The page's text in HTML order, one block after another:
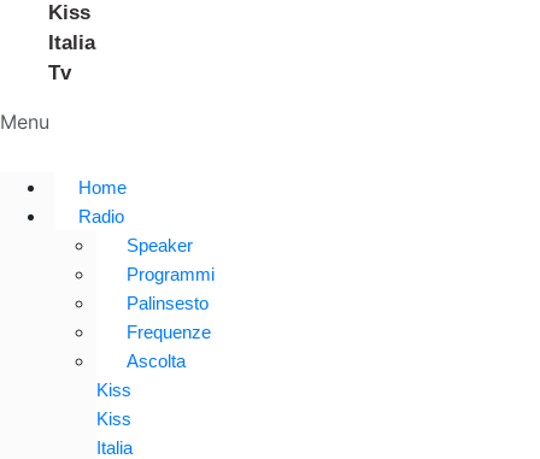
Kiss
Italia
Tv
Menu
Home
Radio
Speaker
Programmi
Palinsesto
Frequenze
Ascolta
Kiss
Kiss
Italia